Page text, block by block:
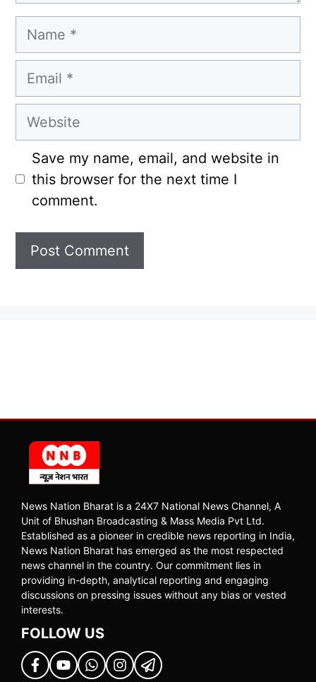
Name
Email
Website
Save my name, email, and website in
this browser for the next time I
comment.
News Nation Bharat is a 24X7 National News Channel, A
Unit of Bhushan Broadcasting & Mass Media Pvt Ltd.
Established as a pioneer in credible news reporting in India,
News Nation Bharat has emerged as the most respected
news channel in the country. Our commitment lies in
providing in-depth, analytical reporting and engaging
discussions on pressing issues without any bias or vested
interests.
FOLLOW US